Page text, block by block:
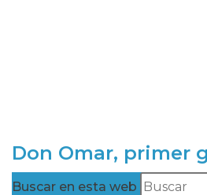
Don Omar, primer
Buscar en esta web